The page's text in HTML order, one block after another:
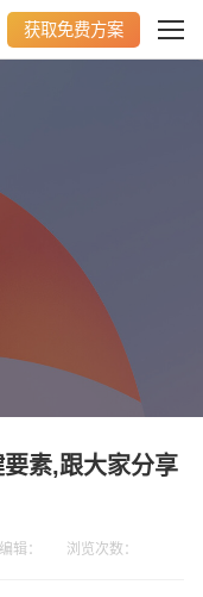
获取免费方案
素,跟大家分享
辑： 浏览次数：